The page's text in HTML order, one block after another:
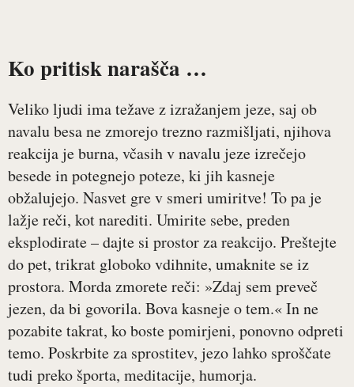
Ko pritisk narašča …
Veliko ljudi ima težave z izražanjem jeze, saj ob
navalu besa ne zmorejo trezno razmišljati, njihova
reakcija je burna, včasih v navalu jeze izrečejo
besede in potegnejo poteze, ki jih kasneje
obžalujejo. Nasvet gre v smeri umiritve! To pa je
lažje reči, kot narediti. Umirite sebe, preden
eksplodirate – dajte si prostor za reakcijo. Preštejte
do pet, trikrat globoko vdihnite, umaknite se iz
prostora. Morda zmorete reči: »Zdaj sem preveč
jezen, da bi govorila. Bova kasneje o tem.« In ne
pozabite takrat, ko boste pomirjeni, ponovno odpreti
temo. Poskrbite za sprostitev, jezo lahko sproščate
tudi preko športa, meditacije, humorja.